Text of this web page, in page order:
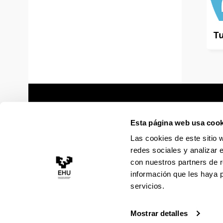
Esta página web usa
Las cookies de este sitio
redes sociales y analizar
con nuestros partners de
información que les haya
servicios.
Mostrar detalles